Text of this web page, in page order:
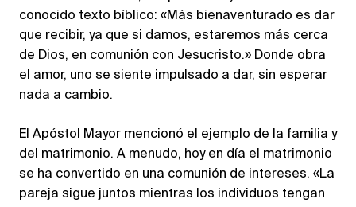
conocido texto bíblico: «Más bienaventurado es dar
que recibir, ya que si damos, estaremos más cerca
de Dios, en comunión con Jesucristo.» Donde obra
el amor, uno se siente impulsado a dar, sin esperar
nada a cambio.
El Apóstol Mayor mencionó el ejemplo de la familia y
del matrimonio. A menudo, hoy en día el matrimonio
se ha convertido en una comunión de intereses. «La
pareja sigue juntos mientras los individuos tengan